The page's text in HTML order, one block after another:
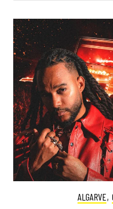
ALGARVE,